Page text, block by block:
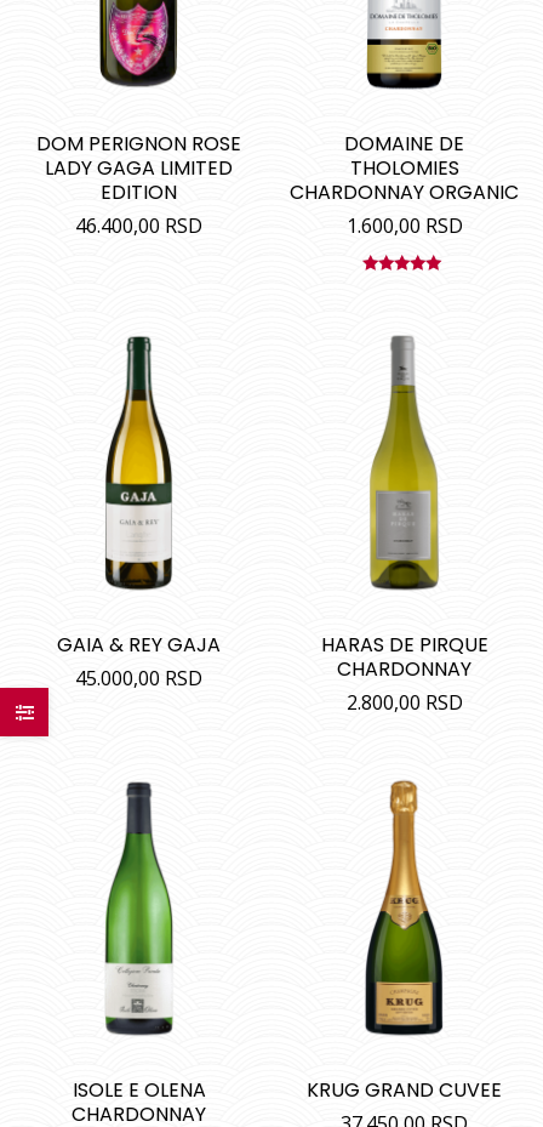
DOM PERIGNON ROSE
LADY GAGA LIMITED
EDITION
46.400,00 RSD
DOMAINE DE
THOLOMIES
CHARDONNAY ORGANIC
1.600,00 RSD
GAIA & REY GAJA
45.000,00 RSD
HARAS DE PIRQUE
CHARDONNAY
2.800,00 RSD
ISOLE E OLENA
CHARDONNAY
KRUG GRAND CUVEE